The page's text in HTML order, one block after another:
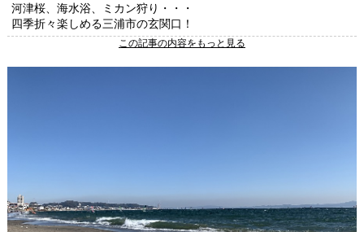
河津桜、海水浴、ミカン狩り・・・
四季折々楽しめる三浦市の玄関口！
この記事の内容をもっと見る